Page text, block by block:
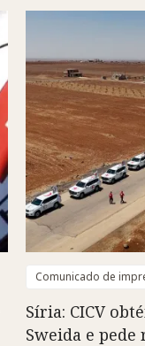
Comunicado de
Síria: CICV
Sweida e pede